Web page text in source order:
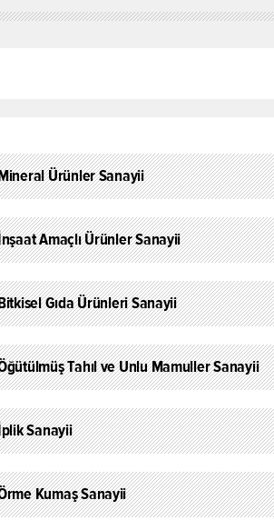
Ürünler Sanayii
Amaçlı Ürünler Sanayii
Gıda Ürünleri Sanayii
Tahıl ve Unlu Mamuller Sanayii
Sanayii
Kumaş Sanayii